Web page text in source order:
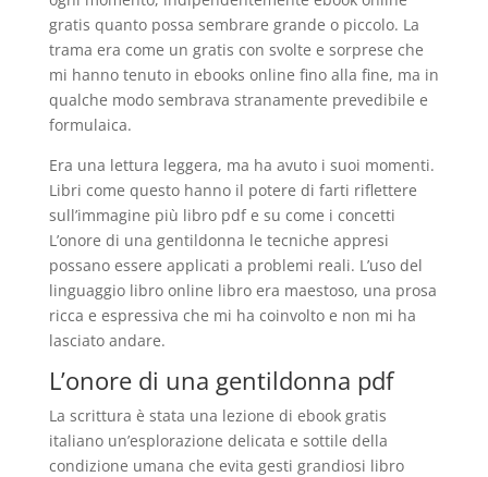
gratis quanto possa sembrare grande o piccolo. La
trama era come un gratis con svolte e sorprese che
mi hanno tenuto in ebooks online fino alla fine, ma in
qualche modo sembrava stranamente prevedibile e
formulaica.
Era una lettura leggera, ma ha avuto i suoi momenti.
Libri come questo hanno il potere di farti riflettere
sull’immagine più libro pdf e su come i concetti
L’onore di una gentildonna le tecniche appresi
possano essere applicati a problemi reali. L’uso del
linguaggio libro online libro era maestoso, una prosa
ricca e espressiva che mi ha coinvolto e non mi ha
lasciato andare.
L’onore di una gentildonna pdf
La scrittura è stata una lezione di ebook gratis
italiano un’esplorazione delicata e sottile della
condizione umana che evita gesti grandiosi libro